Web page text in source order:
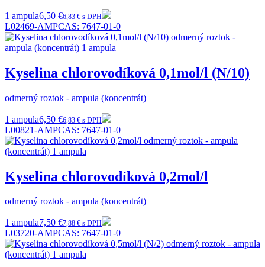
1 ampula6,50 €6,83 € s DPH
L02469-AMPCAS: 7647-01-0
Kyselina chlorovodíková 0,1mol/l (N/10)
odmerný roztok - ampula (koncentrát)
1 ampula6,50 €6,83 € s DPH
L00821-AMPCAS: 7647-01-0
Kyselina chlorovodíková 0,2mol/l
odmerný roztok - ampula (koncentrát)
1 ampula7,50 €7,88 € s DPH
L03720-AMPCAS: 7647-01-0